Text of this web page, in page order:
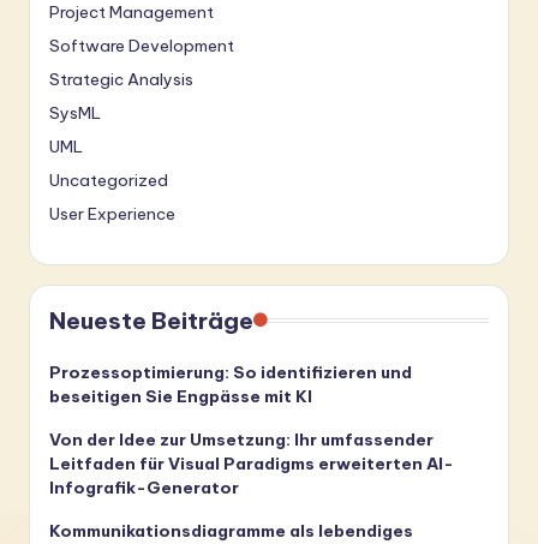
Project Management
Software Development
Strategic Analysis
SysML
UML
Uncategorized
User Experience
Neueste Beiträge
Prozessoptimierung: So identifizieren und
beseitigen Sie Engpässe mit KI
Von der Idee zur Umsetzung: Ihr umfassender
Leitfaden für Visual Paradigms erweiterten AI-
Infografik-Generator
Kommunikationsdiagramme als lebendiges